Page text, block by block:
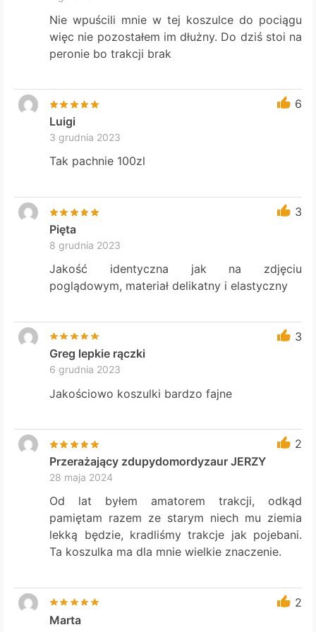
Nie wpuścili mnie w tej koszulce do pociągu
więc nie pozostałem im dłużny. Do dziś stoi na
peronie bo trakcji brak
6
Luigi
3 grudnia 2023
Tak pachnie 100zl
3
Pięta
8 grudnia 2023
Jakość identyczna jak na zdjęciu
poglądowym, materiał delikatny i elastyczny
3
Greg lepkie rączki
6 grudnia 2023
Jakościowo koszulki bardzo fajne
2
Przerażający zdupydomordyzaur JERZY
28 maja 2024
Od lat byłem amatorem trakcji, odkąd
pamiętam razem ze starym niech mu ziemia
lekką będzie, kradliśmy trakcje jak pojebani.
Ta koszulka ma dla mnie wielkie znaczenie.
2
Marta